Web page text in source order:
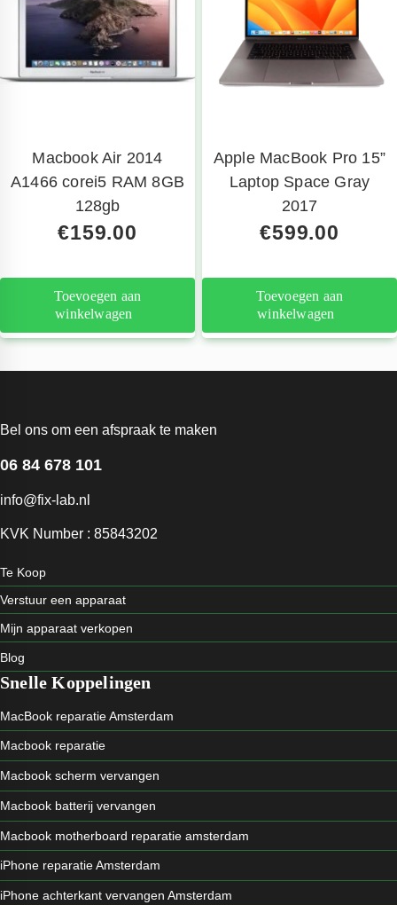
Macbook Air 2014
A1466 corei5 RAM 8GB
128gb
€159.00
Toevoegen aan
winkelwagen
Apple MacBook Pro 15”
Laptop Space Gray
2017
€599.00
Toevoegen aan
winkelwagen
Bel ons om een afspraak te maken
06 84 678 101
info@fix-lab.nl
KVK Number : 85843202
Te Koop
Verstuur een apparaat
Mijn apparaat verkopen
Blog
Snelle Koppelingen
MacBook reparatie Amsterdam
Macbook reparatie
Macbook scherm vervangen
Macbook batterij vervangen
Macbook motherboard reparatie amsterdam
iPhone reparatie Amsterdam
iPhone achterkant vervangen Amsterdam